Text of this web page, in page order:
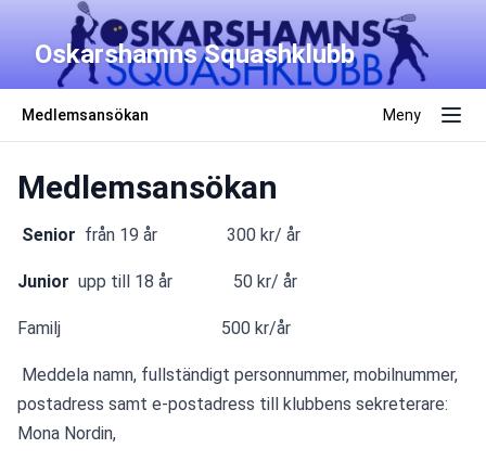
Oskarshamns Squashklubb
Medlemsansökan Meny
Medlemsansökan
Senior från 19 år                300 kr/ år
Junior upp till 18 år              50 kr/ år
Familj                                     500 kr/år
Meddela namn, fullständigt personnummer, mobilnummer,
postadress samt e-postadress till klubbens sekreterare:
Mona Nordin,